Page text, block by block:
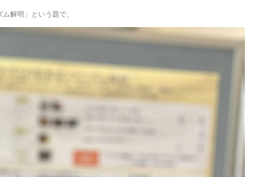
解明」という題で、